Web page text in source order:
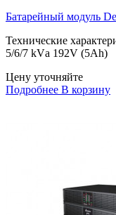
Батарейный модуль
Технические
5/6/7 kVа 192V (5Ah)
Цену уточняйте
Подробнее В корзину